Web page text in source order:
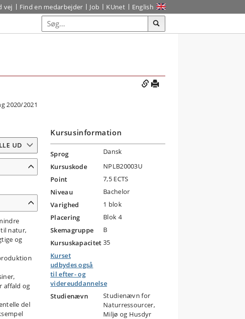
vej Find en medarbejder Job KUnet English
2020/2021
UD
natur,
og
affald og
del
Kursusinformation
Sprog
Dansk
Kursuskode
NPLB20003U
Point
7,5 ECTS
Niveau
Bachelor
Varighed
1 blok
Placering
Blok 4
Skemagruppe
B
Kursuskapacitet 35
Kurset
udbydes også
til efter- og
videreuddannelse
Studienævn
Studienævn for
Naturressourcer,
Miljø og Husdyr